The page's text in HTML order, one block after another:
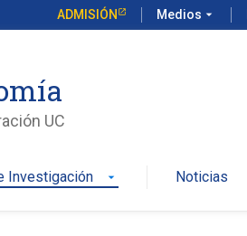
ADMISIÓN Medios arrow_drop_down
UC
Investigación arrow_drop_down Noticias